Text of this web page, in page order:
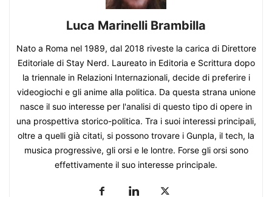
Luca Marinelli Brambilla
Nato a Roma nel 1989, dal 2018 riveste la carica di Direttore
Editoriale di Stay Nerd. Laureato in Editoria e Scrittura dopo
la triennale in Relazioni Internazionali, decide di preferire i
videogiochi e gli anime alla politica. Da questa strana unione
nasce il suo interesse per l'analisi di questo tipo di opere in
una prospettiva storico-politica. Tra i suoi interessi principali,
oltre a quelli già citati, si possono trovare i Gunpla, il tech, la
musica progressive, gli orsi e le lontre. Forse gli orsi sono
effettivamente il suo interesse principale.